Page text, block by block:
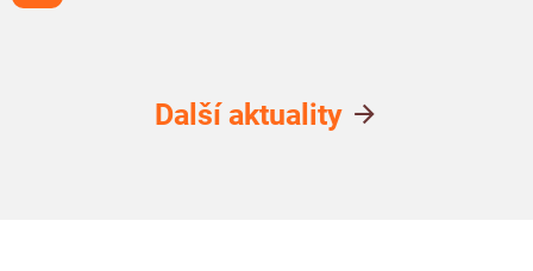
Další aktuality